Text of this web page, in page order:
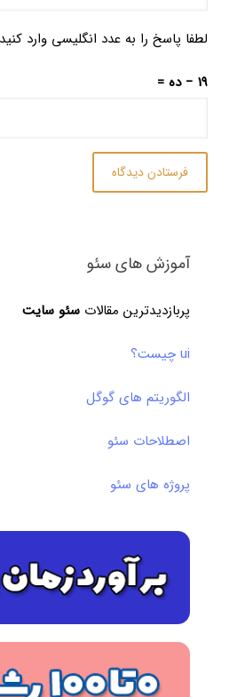
لطفا پاسخ را به عدد انگلیسی وارد کنید:
19 − ده =
آموزش های سئو
پربازدیدترین مقالات سئو سایت
ui چیست؟
الگوریتم های گوگل
اصطلاحات سئو
پروژه های سئو